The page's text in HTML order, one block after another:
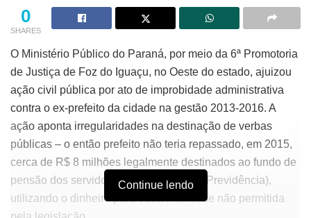
0
SHARES
O Ministério Público do Paraná, por meio da 6ª Promotoria
de Justiça de Foz do Iguaçu, no Oeste do estado, ajuizou
ação civil pública por ato de improbidade administrativa
contra o ex-prefeito da cidade na gestão 2013-2016. A
ação aponta irregularidades na destinação de verbas
públicas – o então prefeito não teria repassado, em 2015,
cerca de R$ 8 milhões legalmente destinados ao fundo de
pensão dos servidores municipais (Foz Previdência),
utilizando o dinheiro para outra finalidade não permitida
Continue lendo